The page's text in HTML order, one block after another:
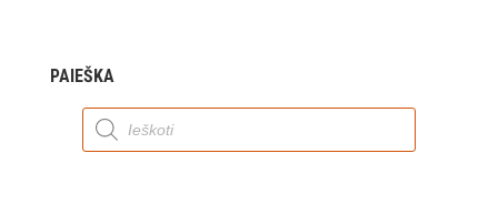
PAIEŠKA
Products
search